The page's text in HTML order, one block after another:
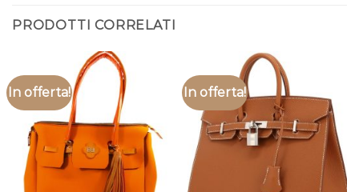
PRODOTTI CORRELATI
In offerta! In offerta!